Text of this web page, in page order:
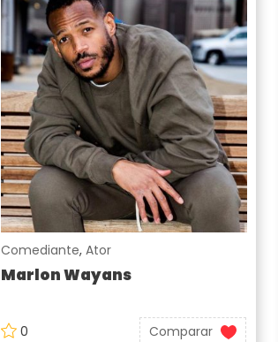
Comediante, Ator
Marlon Wayans
0 Comparar